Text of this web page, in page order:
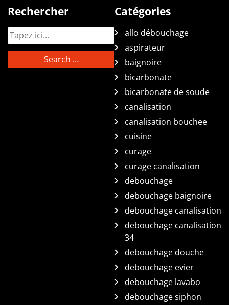
Rechercher Catégories
allo débouchage
aspirateur
baignoire
bicarbonate
bicarbonate de soude
canalisation
canalisation bouchee
cuisine
curage
curage canalisation
debouchage
debouchage baignoire
debouchage canalisation
debouchage canalisation
34
debouchage douche
debouchage evier
debouchage lavabo
debouchage siphon